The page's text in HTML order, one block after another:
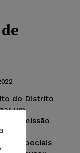
do Distrito
um
na emissão
a
Especiais